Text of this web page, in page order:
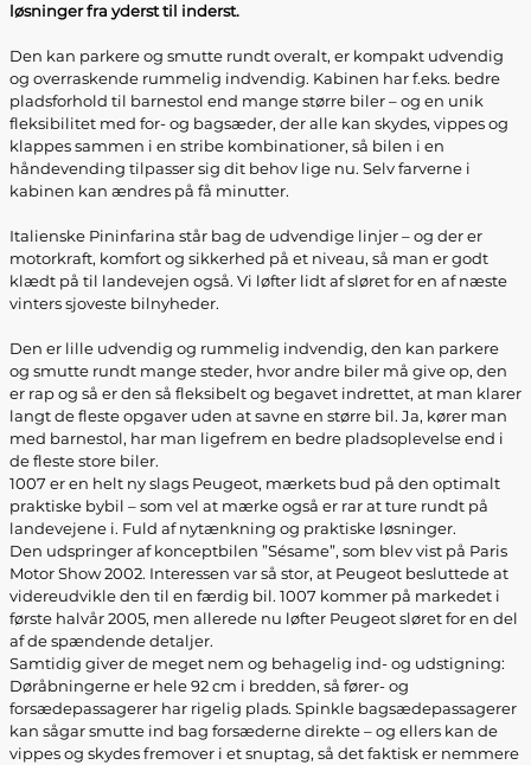
løsninger fra yderst til inderst.
Den kan parkere og smutte rundt overalt, er kompakt udvendig
og overraskende rummelig indvendig. Kabinen har f.eks. bedre
pladsforhold til barnestol end mange større biler – og en unik
fleksibilitet med for- og bagsæder, der alle kan skydes, vippes og
klappes sammen i en stribe kombinationer, så bilen i en
håndevending tilpasser sig dit behov lige nu. Selv farverne i
kabinen kan ændres på få minutter.
Italienske Pininfarina står bag de udvendige linjer – og der er
motorkraft, komfort og sikkerhed på et niveau, så man er godt
klædt på til landevejen også. Vi løfter lidt af sløret for en af næste
vinters sjoveste bilnyheder.
Den er lille udvendig og rummelig indvendig, den kan parkere
og smutte rundt mange steder, hvor andre biler må give op, den
er rap og så er den så fleksibelt og begavet indrettet, at man klarer
langt de fleste opgaver uden at savne en større bil. Ja, kører man
med barnestol, har man ligefrem en bedre pladsoplevelse end i
de fleste store biler.
1007 er en helt ny slags Peugeot, mærkets bud på den optimalt
praktiske bybil – som vel at mærke også er rar at ture rundt på
landevejene i. Fuld af nytænkning og praktiske løsninger.
Den udspringer af konceptbilen ”Sésame”, som blev vist på Paris
Motor Show 2002. Interessen var så stor, at Peugeot besluttede at
videreudvikle den til en færdig bil. 1007 kommer på markedet i
første halvår 2005, men allerede nu løfter Peugeot sløret for en del
af de spændende detaljer.
Samtidig giver de meget nem og behagelig ind- og udstigning:
Døråbningerne er hele 92 cm i bredden, så fører- og
forsædepassagerer har rigelig plads. Spinkle bagsædepassagerer
kan sågar smutte ind bag forsæderne direkte – og ellers kan de
vippes og skydes fremover i et snuptag, så det faktisk er nemmere